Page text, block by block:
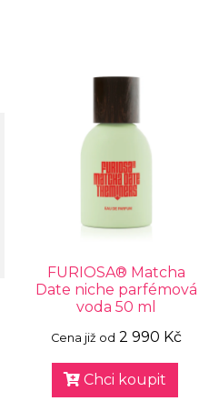
FURIOSA® Matcha
Date niche parfémová
voda 50 ml
Cena již od 2 990 Kč
Chci koupit